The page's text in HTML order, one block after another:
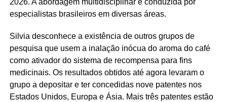
2026. A abordagem multidisciplinar é conduzida por
especialistas brasileiros em diversas áreas.
Silvia desconhece a existência de outros grupos de
pesquisa que usem a inalação inócua do aroma do café
como ativador do sistema de recompensa para fins
medicinais. Os resultados obtidos até agora levaram o
grupo a depositar e ter concedidas nove patentes nos
Estados Unidos, Europa e Ásia. Mais três patentes estão